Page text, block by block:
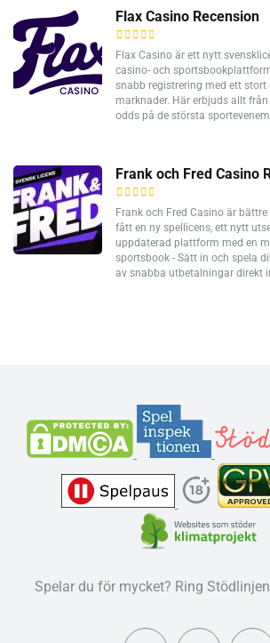
Flax Casino Recension
Flax Casino är ett nytt
casino- och
snabb registrering med ett stort
marknader. Här erbjuds allt
odds på de största
Frank och Fred Casino
Frank och Fred Casino är
fått en ny spellicens, ett nytt
uppdaterad plattform med en
sportsbook - Sätt in och spela
av snabba utbetalningar direkt
Spelar du för mycket? Ring